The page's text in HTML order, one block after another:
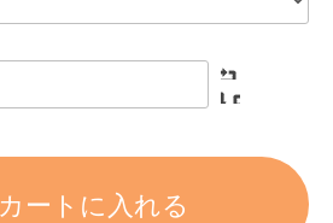
カートに入れる